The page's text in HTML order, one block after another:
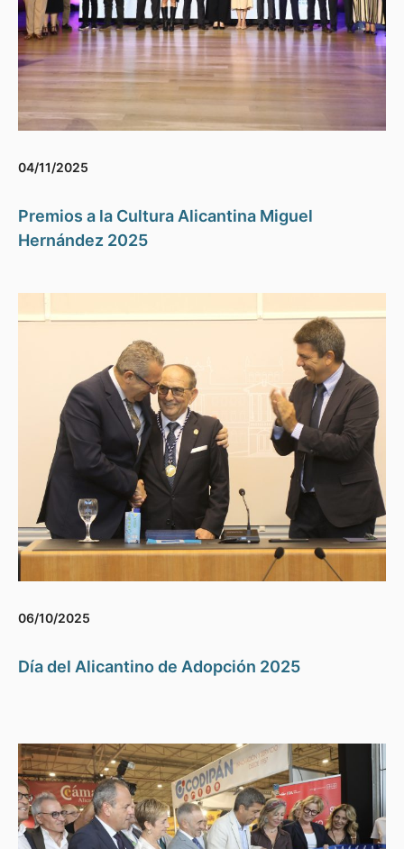
04/11/2025
Premios a la Cultura Alicantina Miguel
Hernández 2025
06/10/2025
Día del Alicantino de Adopción 2025